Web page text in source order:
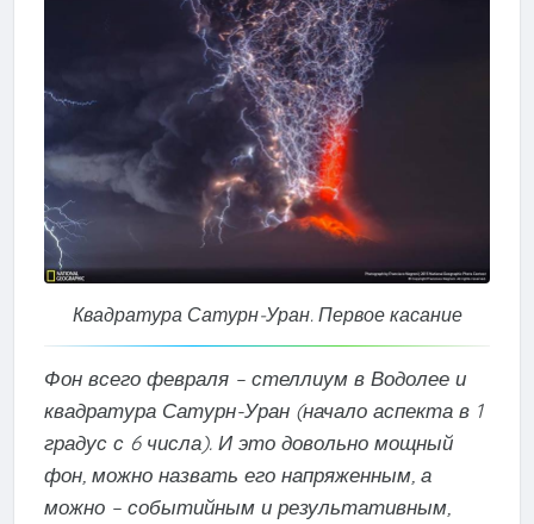
Квадратура Сатурн-Уран. Первое касание
Фон всего февраля – стеллиум в Водолее и
квадратура Сатурн-Уран (начало аспекта в 1
градус с 6 числа). И это довольно мощный
фон, можно назвать его напряженным, а
можно – событийным и результативным,